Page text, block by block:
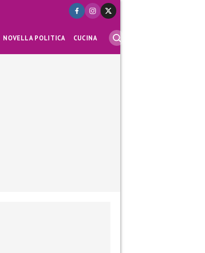
NOVELLA POLITICA CUCINA